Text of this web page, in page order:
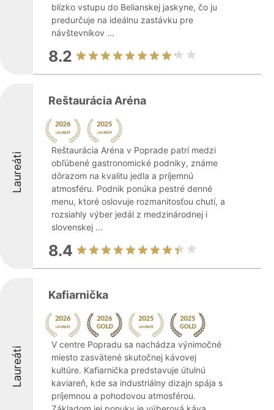
blízko vstupu do Belianskej jaskyne, čo ju
predurčuje na ideálnu zastávku pre
návštevníkov ...
8.2
Laureáti
Reštaurácia Aréna
Reštaurácia Aréna v Poprade patrí medzi
obľúbené gastronomické podniky, známe
dôrazom na kvalitu jedla a príjemnú
atmosféru. Podnik ponúka pestré denné
menu, ktoré oslovuje rozmanitosťou chutí, a
rozsiahly výber jedál z medzinárodnej i
slovenskej ...
8.4
Laureáti
Kafiarnička
V centre Popradu sa nachádza výnimočné
miesto zasvätené skutočnej kávovej
kultúre. Kafiarnička predstavuje útulnú
kaviareň, kde sa industriálny dizajn spája s
príjemnou a pohodovou atmosférou.